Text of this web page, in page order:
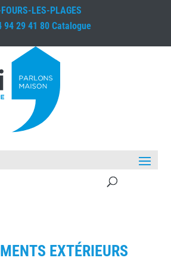
LES-PLAGES
94 29 41 80 Catalogue
EXTÉRIEURS